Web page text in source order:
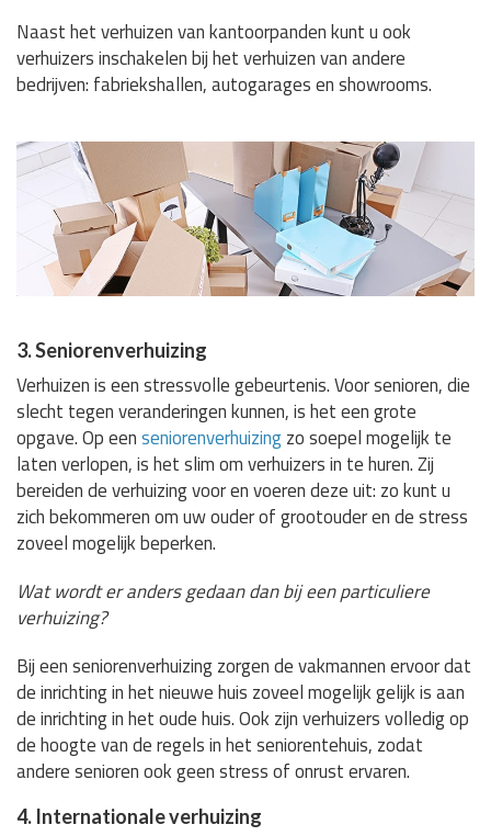
Naast het verhuizen van kantoorpanden kunt u ook
verhuizers inschakelen bij het verhuizen van andere
bedrijven: fabriekshallen, autogarages en showrooms.
3. Seniorenverhuizing
Verhuizen is een stressvolle gebeurtenis. Voor senioren, die
slecht tegen veranderingen kunnen, is het een grote
opgave. Op eenseniorenverhuizingzo soepel mogelijk te
laten verlopen, is het slim om verhuizers in te huren. Zij
bereiden de verhuizing voor en voeren deze uit: zo kunt u
zich bekommeren om uw ouder of grootouder en de stress
zoveel mogelijk beperken.
Wat wordt er anders gedaan dan bij een particuliere
verhuizing?
Bij een seniorenverhuizing zorgen de vakmannen ervoor dat
de inrichting in het nieuwe huis zoveel mogelijk gelijk is aan
de inrichting in het oude huis. Ook zijn verhuizers volledig op
de hoogte van de regels in het seniorentehuis, zodat
andere senioren ook geen stress of onrust ervaren.
4. Internationale verhuizing